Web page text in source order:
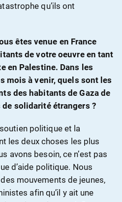
qu’ils ont
êtes venue en France
de votre oeuvre en tant
en Palestine. Dans les
mois à venir, quels sont les
des habitants de Gaza de
solidarité étrangers ?
politique et la
les deux choses les plus
avons besoin, ce n’est pas
d’aide politique. Nous
mouvements de jeunes,
afin qu’il y ait une